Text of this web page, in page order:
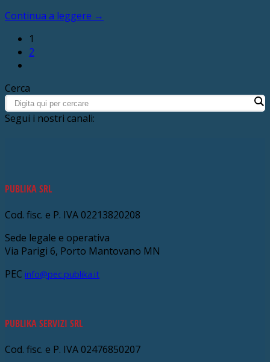
Continua a leggere →
1
2
Cerca
Segui i nostri canali:
PUBLIKA SRL
Cod. fisc. e P. IVA 02213820208
Sede legale e operativa
Via Parigi 6, Porto Mantovano MN
PEC info@pec.publika.it
PUBLIKA SERVIZI SRL
Cod. fisc. e P. IVA 02476850207